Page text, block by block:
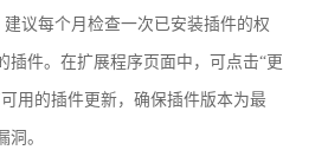
议每个月检查一次已安装插件的权
插件。在扩展程序页面中，可点击“更
用的插件更新，确保插件版本为最
。